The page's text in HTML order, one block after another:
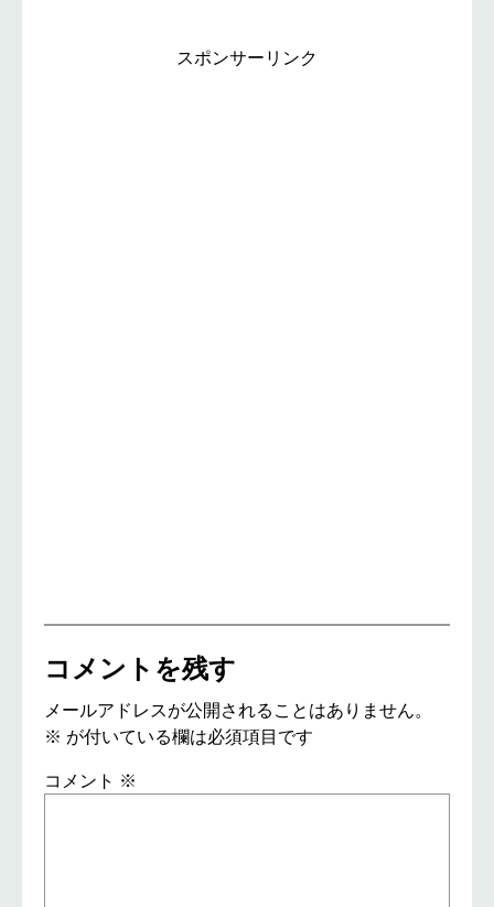
スポンサーリンク
コメントを残す
メールアドレスが公開されることはありません。
※ が付いている欄は必須項目です
コメント ※